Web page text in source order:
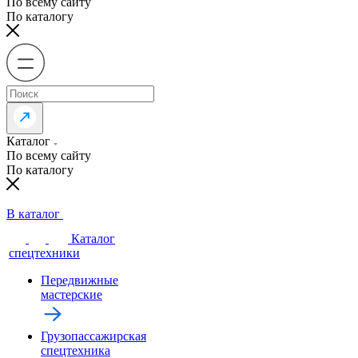
По каталогу
Каталог
По всему сайту
По каталогу
В каталог
Каталог
спецтехники
Передвижные
мастерские
Грузопассажирская
спецтехника